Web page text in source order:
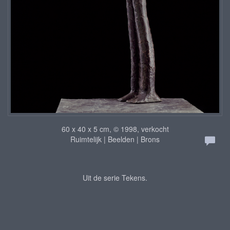
60 x 40 x 5 cm, © 1998, verkocht
Ruimtelijk | Beelden | Brons
Uit de serie Tekens.